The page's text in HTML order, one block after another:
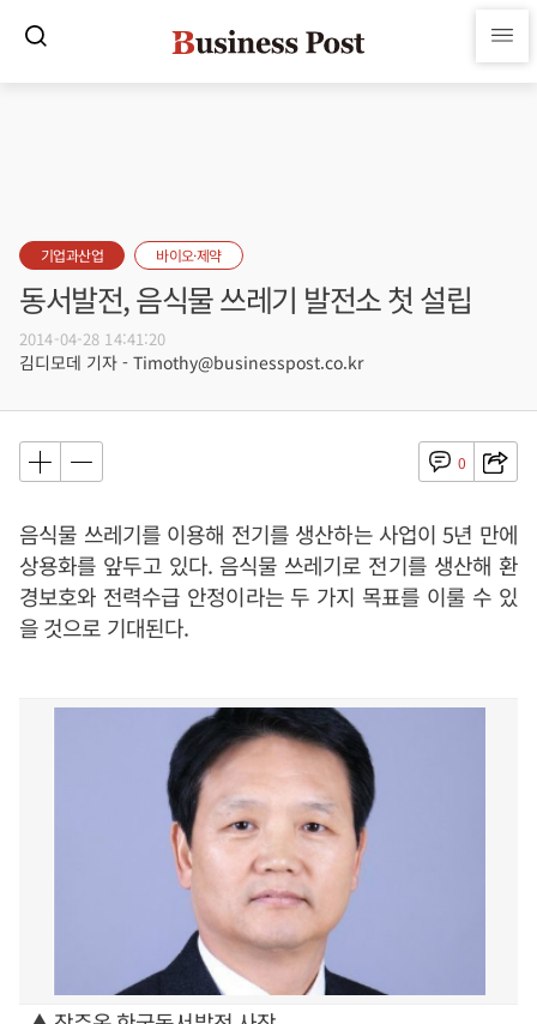
기업과산업 바이오·제약
동서발전, 음식물 쓰레기 발전소 첫 설립
2014-04-28 14:41:20
김디모데 기자 - Timothy@businesspost.co.kr
0
음식물 쓰레기를 이용해 전기를 생산하는 사업이 5년 만에
상용화를 앞두고 있다. 음식물 쓰레기로 전기를 생산해 환
경보호와 전력수급 안정이라는 두 가지 목표를 이룰 수 있
을 것으로 기대된다.